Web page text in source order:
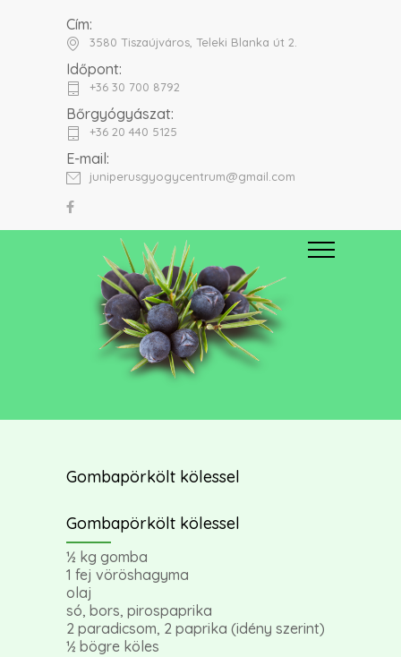
Cím:
3580 Tiszaújváros, Teleki Blanka út 2.
Időpont:
+36 30 700 8792
Bőrgyógyászat:
+36 20 440 5125
E-mail:
juniperusgyogycentrum@gmail.com
Gombapörkölt kölessel
Gombapörkölt kölessel
½ kg gomba
1 fej vöröshagyma
olaj
só, bors, pirospaprika
2 paradicsom, 2 paprika (idény szerint)
½ bögre köles